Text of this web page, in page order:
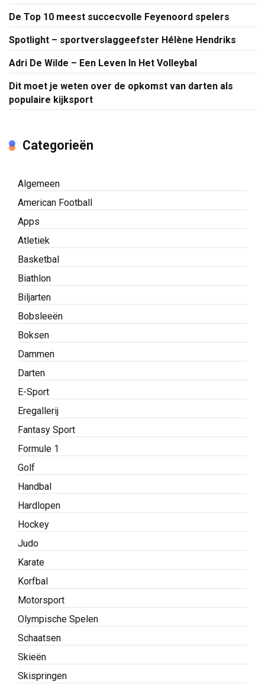
De Top 10 meest succecvolle Feyenoord spelers
Spotlight – sportverslaggeefster Hélène Hendriks
Adri De Wilde – Een Leven In Het Volleybal
Dit moet je weten over de opkomst van darten als
populaire kijksport
Categorieën
Algemeen
American Football
Apps
Atletiek
Basketbal
Biathlon
Biljarten
Bobsleeën
Boksen
Dammen
Darten
E-Sport
Eregallerij
Fantasy Sport
Formule 1
Golf
Handbal
Hardlopen
Hockey
Judo
Karate
Korfbal
Motorsport
Olympische Spelen
Schaatsen
Skieën
Skispringen